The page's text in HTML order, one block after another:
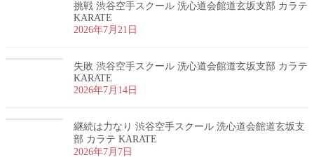
挑戦 渋谷空手スクール 洗心道会館道玄坂支部 カラテ
KARATE
2026年7月21日
失敗 渋谷空手スクール 洗心道会館道玄坂支部 カラテ
KARATE
2026年7月14日
継続は力なり 渋谷空手スクール 洗心道会館道玄坂支
部 カラテ KARATE
2026年7月7日